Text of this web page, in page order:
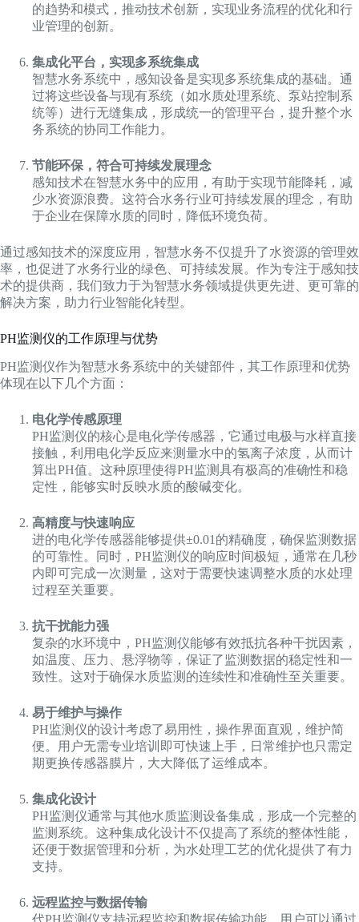
的趋势和模式，推动技术创新，实现业务流程的优化和行
业管理的创新。
集成化平台，实现多系统集成
智慧水务系统中，感知设备是实现多系统集成的基础。通
过将这些设备与现有系统（如水质处理系统、泵站控制系
统等）进行无缝集成，形成统一的管理平台，提升整个水
务系统的协同工作能力。
节能环保，符合可持续发展理念
感知技术在智慧水务中的应用，有助于实现节能降耗，减
少水资源浪费。这符合水务行业可持续发展的理念，有助
于企业在保障水质的同时，降低环境负荷。
通过感知技术的深度应用，智慧水务不仅提升了水资源的管理效
率，也促进了水务行业的绿色、可持续发展。作为专注于感知技
术的提供商，我们致力于为智慧水务领域提供更先进、更可靠的
解决方案，助力行业智能化转型。
PH监测仪的工作原理与优势
PH监测仪作为智慧水务系统中的关键部件，其工作原理和优势
体现在以下几个方面：
电化学传感原理
PH监测仪的核心是电化学传感器，它通过电极与水样直接
接触，利用电化学反应来测量水中的氢离子浓度，从而计
算出PH值。这种原理使得PH监测具有极高的准确性和稳
定性，能够实时反映水质的酸碱变化。
高精度与快速响应
进的电化学传感器能够提供±0.01的精确度，确保监测数据
的可靠性。同时，PH监测仪的响应时间极短，通常在几秒
内即可完成一次测量，这对于需要快速调整水质的水处理
过程至关重要。
抗干扰能力强
复杂的水环境中，PH监测仪能够有效抵抗各种干扰因素，
如温度、压力、悬浮物等，保证了监测数据的稳定性和一
致性。这对于确保水质监测的连续性和准确性至关重要。
易于维护与操作
PH监测仪的设计考虑了易用性，操作界面直观，维护简
便。用户无需专业培训即可快速上手，日常维护也只需定
期更换传感器膜片，大大降低了运维成本。
集成化设计
PH监测仪通常与其他水质监测设备集成，形成一个完整的
监测系统。这种集成化设计不仅提高了系统的整体性能，
还便于数据管理和分析，为水处理工艺的优化提供了有力
支持。
远程监控与数据传输